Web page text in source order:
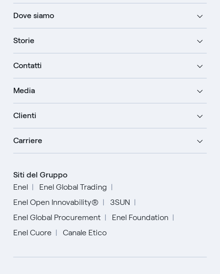
Dove siamo
Storie
Contatti
Media
Clienti
Carriere
Siti del Gruppo
Enel
Enel Global Trading
Enel Open Innovability®
3SUN
Enel Global Procurement
Enel Foundation
Enel Cuore
Canale Etico